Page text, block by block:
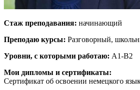
Стаж преподавания: начинающий
Преподаю курсы: Разговорный,
Уровни, с которыми работаю: A1-B2
Мои дипломы и сертификаты:
Сертификат об освоении немецкого